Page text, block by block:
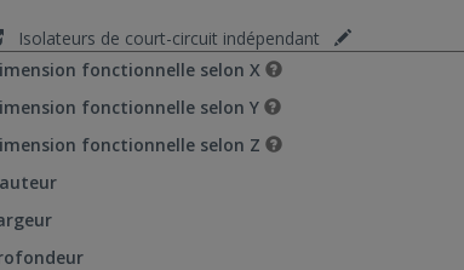
Isolateurs de court-circuit indépendant
fonctionnelle selon X
fonctionnelle selon Y
fonctionnelle selon Z